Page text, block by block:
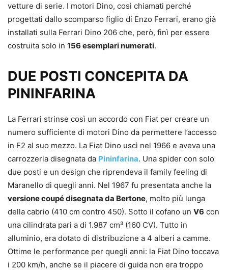
vetture di serie. I motori Dino, così chiamati perché
progettati dallo scomparso figlio di Enzo Ferrari, erano già
installati sulla Ferrari Dino 206 che, però, finì per essere
costruita solo in 156 esemplari numerati.
DUE POSTI CONCEPITA DA
PININFARINA
La Ferrari strinse così un accordo con Fiat per creare un
numero sufficiente di motori Dino da permettere l’accesso
in F2 al suo mezzo. La Fiat Dino uscì nel 1966 e aveva una
carrozzeria disegnata da Pininfarina. Una spider con solo
due posti e un design che riprendeva il family feeling di
Maranello di quegli anni. Nel 1967 fu presentata anche la
versione coupé disegnata da Bertone, molto più lunga
della cabrio (410 cm contro 450). Sotto il cofano un V6 con
una cilindrata pari a di 1.987 cm³ (160 CV). Tutto in
alluminio, era dotato di distribuzione a 4 alberi a camme.
Ottime le performance per quegli anni: la Fiat Dino toccava
i 200 km/h, anche se il piacere di guida non era troppo